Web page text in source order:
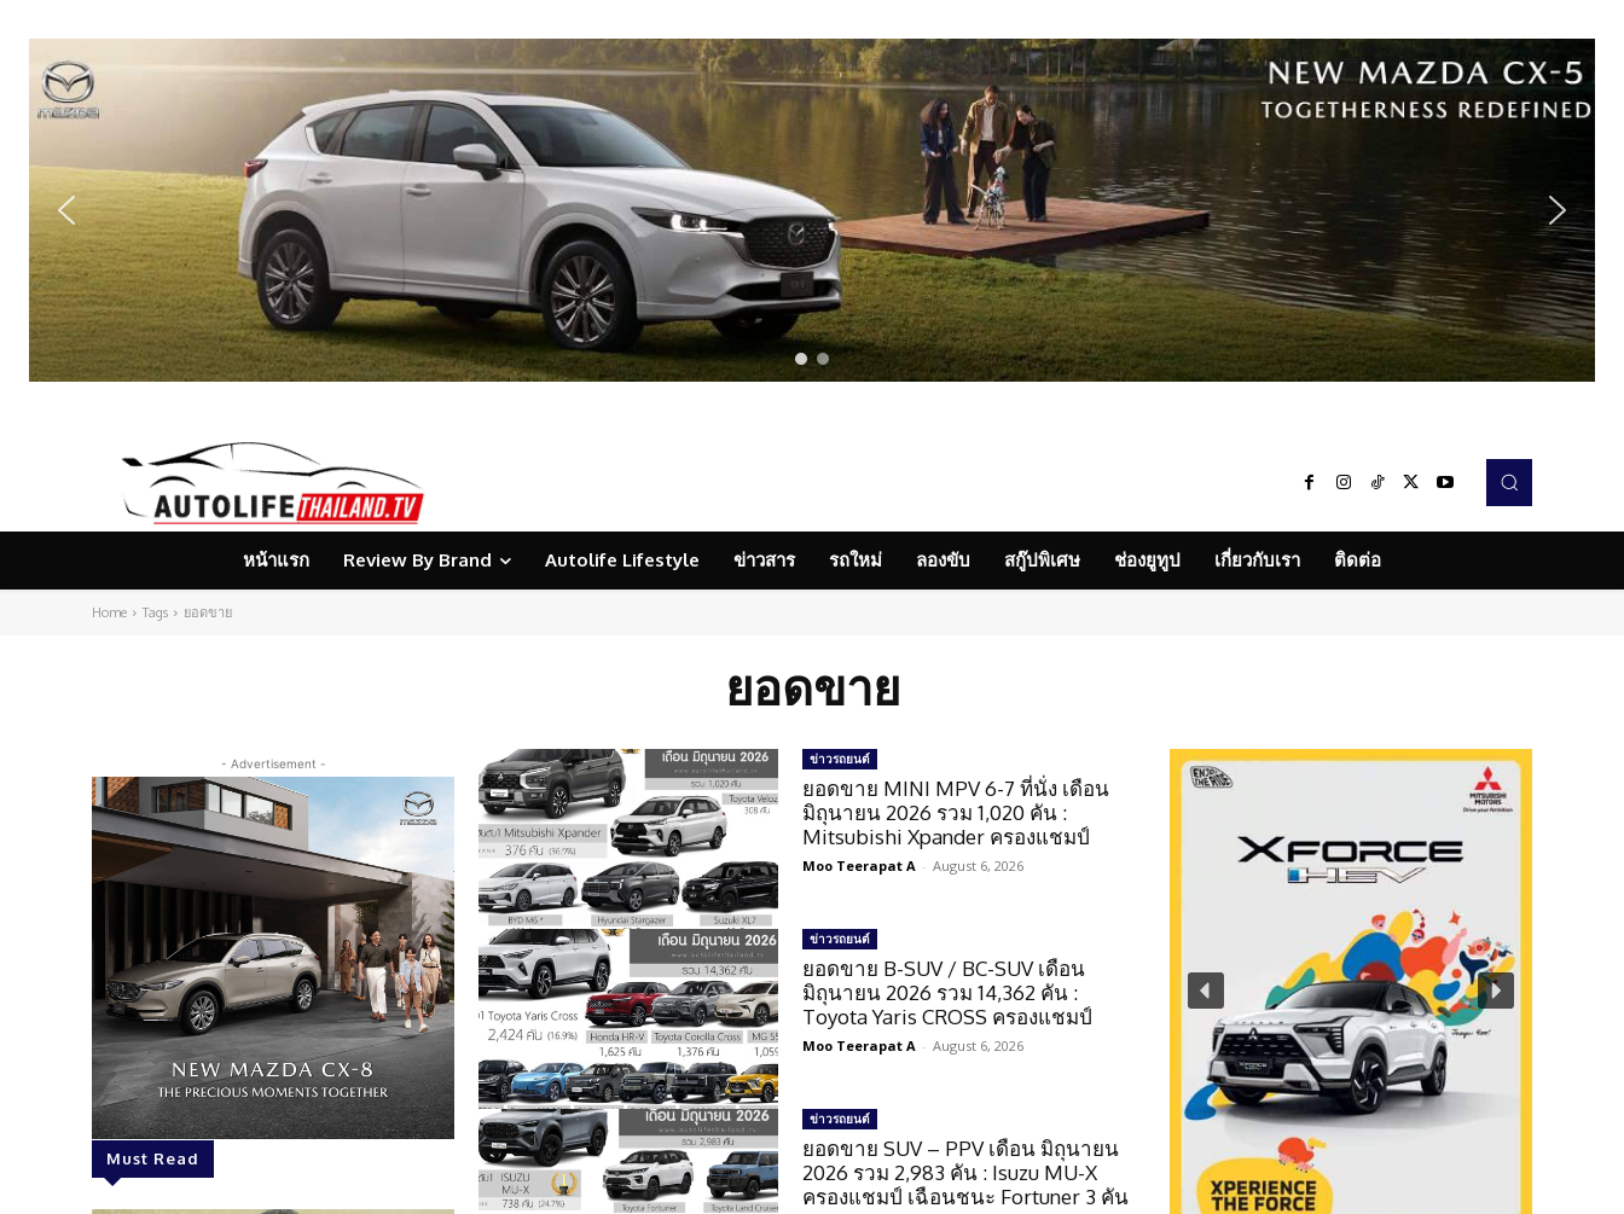
หน้าแรก Review By Brand Autolife Lifestyle ข่าวสาร รถใหม่ ลองขับ สกู๊ปพิเศษ ช่องยูทูป เกี่ยวกับเรา ติดต่อ
Home Tags ยอดขาย
ยอดขาย
- Advertisement -
Must Read
ข่าวรถยนต์
ยอดขาย MINI MPV 6-7 ที่นั่ง เดือน
มิถุนายน 2026 รวม 1,020 คัน :
Mitsubishi Xpander ครองแชมป์
Moo Teerapat A - August 6, 2026
ข่าวรถยนต์
ยอดขาย B-SUV / BC-SUV เดือน
มิถุนายน 2026 รวม 14,362 คัน :
Toyota Yaris CROSS ครองแชมป์
Moo Teerapat A - August 6, 2026
ข่าวรถยนต์
ยอดขาย SUV – PPV เดือน มิถุนายน
2026 รวม 2,983 คัน : Isuzu MU-X
ครองแชมป์ เฉือนชนะ Fortuner 3 คัน